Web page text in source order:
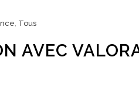
, Tous
AVEC